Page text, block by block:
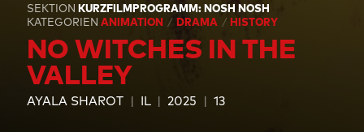
SEKTION KURZFILMPROGRAMM: NOSH NOSH
KATEGORIEN ANIMATION DRAMA HISTORY
NO WITCHES IN THE
VALLEY
AYALA SHAROT IL 2025 13